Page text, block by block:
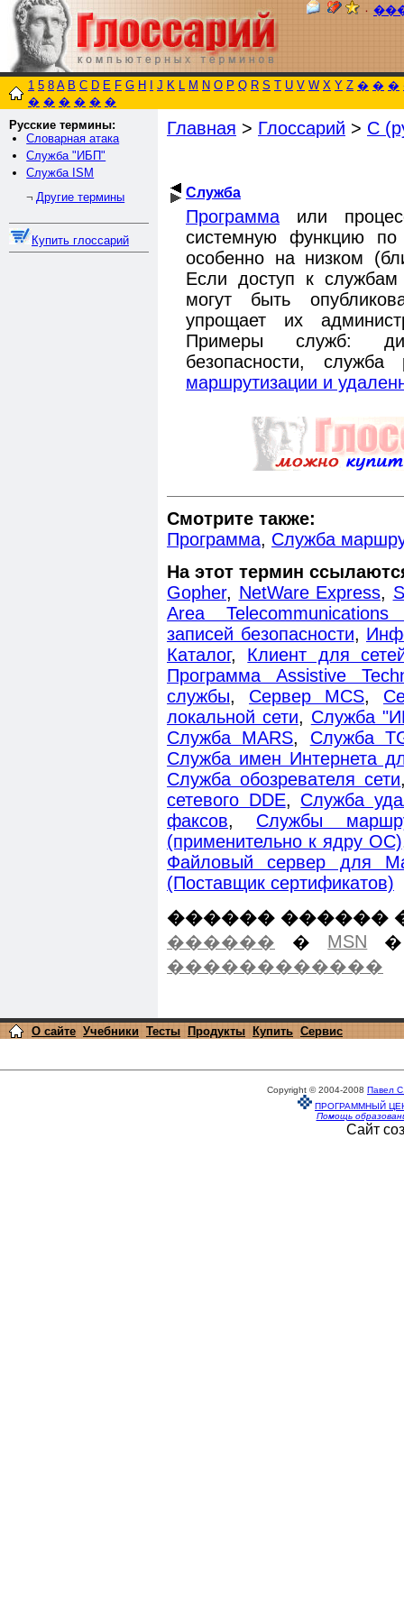
٠
1 5 8 A B C D E F G H J K L M N O P Q R S T U V W X Y Z � � �
� � � � � �
Русские термины:
Словарная атака
Служба "ИБП"
Служба ISM
¬ Другие термины
Купить глоссарий
Главная > Глоссарий > С
Служба
Программа или
системную функцию по
особенно на низком
Если доступ к службам
могут быть
упрощает их
Примеры служб:
безопасности,
маршрутизации и
Смотрите также:
Программа, Служба
На этот термин
Gopher, NetWare Express,
Area Telecommunications
записей безопасности,
Каталог, Клиент для
Программа Assistive
службы, Сервер MCS,
локальной сети, Служба
Служба MARS, Служба
Служба имен Интернета
Служба обозревателя сети
сетевого DDE, Служба
факсов, Службы
(применительно к ядру ОС)
Файловый сервер для
(Поставщик сертификатов)
������ ������
������ � MSN
������������
О сайте Учебники Тесты Продукты Купить Сервис
Copyright © 2004-2008 Павел
ПРОГРАММНЫЙ
Помощь
Сайт